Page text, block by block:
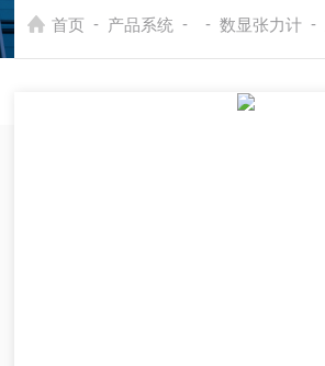
首页 - 产品系统 - - 数显张力计 -